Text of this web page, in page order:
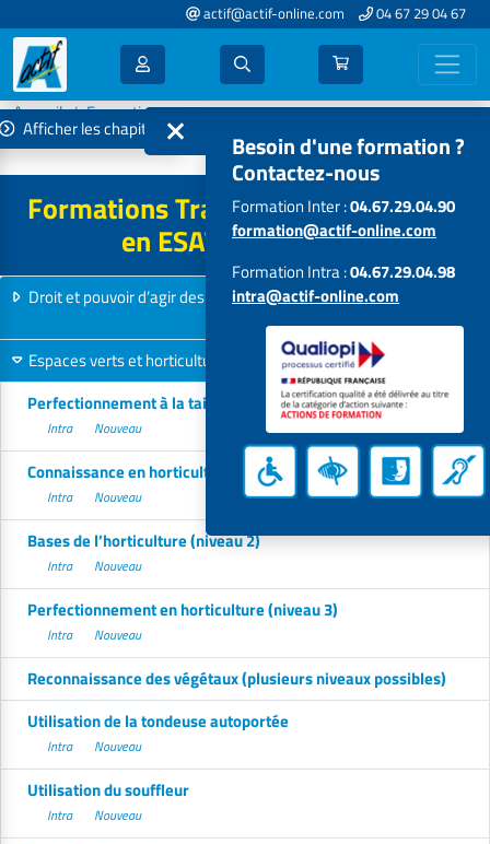
actif@actif-online.com 04 67 29 04 67
Accueil
Formations 2027
Travailleurs handicapés en ESAT - EA
Afficher les chapitres
Formations Travailleurs handicapés
en ESAT - EA - 2027
Droit et pouvoir d’agir des travailleurs handicapés en ESAT - EA
Espaces verts et horticulture
Perfectionnement à la taille des végétaux
Intra Nouveau
Connaissance en horticulture/maraichage
Intra Nouveau
Bases de l’horticulture (niveau 2)
Intra Nouveau
Perfectionnement en horticulture (niveau 3)
Intra Nouveau
Reconnaissance des végétaux (plusieurs niveaux possibles)
Utilisation de la tondeuse autoportée
Intra Nouveau
Utilisation du souffleur
Intra Nouveau
Besoin d'une formation ?
Contactez-nous
Formation Inter :04.67.29.04.90
formation@actif-online.com
Formation Intra :04.67.29.04.98
intra@actif-online.com